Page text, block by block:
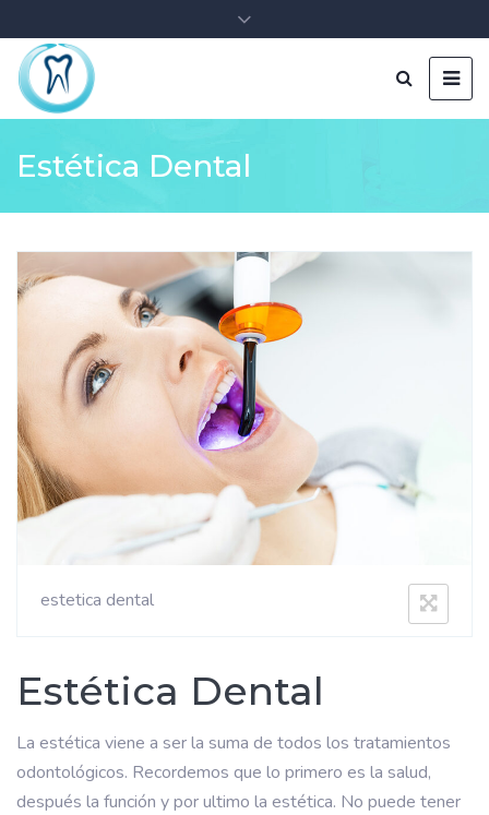
Estética Dental
estetica dental
Estética Dental
La estética viene a ser la suma de todos los tratamientos
odontológicos. Recordemos que lo primero es la salud,
después la función y por ultimo la estética. No puede tener